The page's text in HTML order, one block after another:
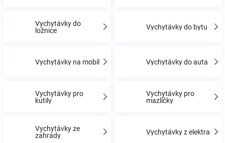
Vychytávky do
ložnice
Vychytávky do bytu
Vychytávky na mobil Vychytávky do auta
Vychytávky pro
kutily
Vychytávky pro
mazlíčky
Vychytávky ze
zahrady
Vychytávky z elektra